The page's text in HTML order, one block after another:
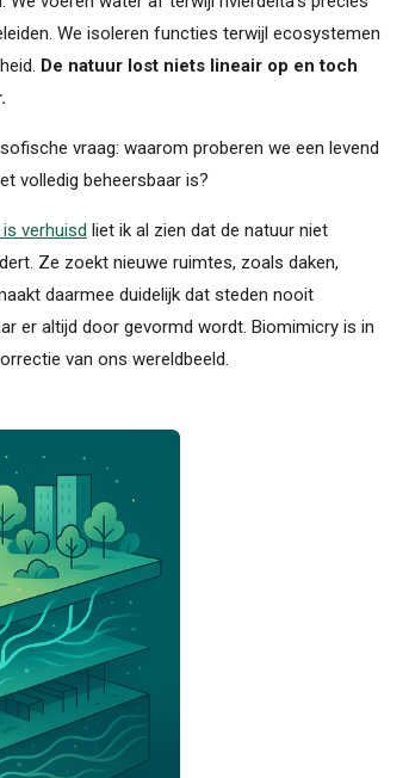
We isoleren functies terwijl ecosystemen
De natuur lost niets lineair op en toch
vraag: waarom proberen we een levend
volledig beheersbaar is?
verhuisd liet ik al zien dat de natuur niet
Ze zoekt nieuwe ruimtes, zoals daken,
daarmee duidelijk dat steden nooit
er altijd door gevormd wordt. Biomimicry is in
van ons wereldbeeld.